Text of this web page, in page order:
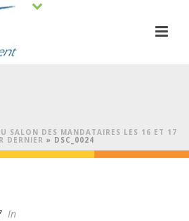
SALON DES MANDATAIRES LES 16 ET 17
DERNIER » DSC_0024
In